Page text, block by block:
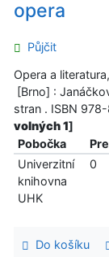
opera
Půjčit
Opera a
[Brno] :
stran . ISBN
volných 1]
Pobočka
Univerzitní
knihovna
UHK
0
Do košíku